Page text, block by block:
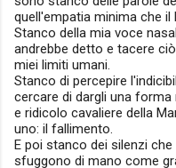
quell'empatia minima che
Stanco della mia voce
andrebbe detto e tacere
miei limiti umani.
Stanco di percepire
cercare di dargli una
e ridicolo cavaliere della
uno: il fallimento.
E poi stanco dei silenzi
sfuggono di mano come